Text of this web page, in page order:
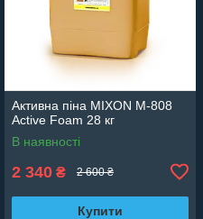
Активна піна MIXON M-808
Active Foam 28 кг
В наявності
2 340 ₴ 2 600 ₴
Купити